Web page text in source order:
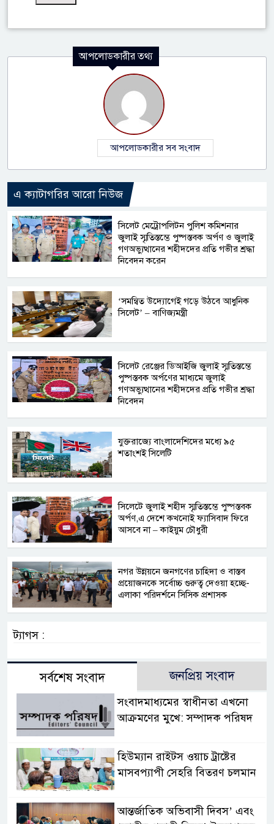
আপলোডকারীর তথ্য
আপলোডকারীর সব সংবাদ
এ ক্যাটাগরির আরো নিউজ
সিলেট মেট্রোপলিটন পুলিশ কমিশনার
জুলাই স্মৃতিস্তম্ভে পুষ্পস্তবক অর্পণ ও জুলাই
গণঅভ্যুত্থানের শহীদদের প্রতি গভীর শ্রদ্ধা
নিবেদন করেন
‘সমন্বিত উদ্যোগেই গড়ে উঠবে আধুনিক
সিলেট’ – বাণিজ্যমন্ত্রী
সিলেট রেঞ্জের ডিআইজি জুলাই স্মৃতিস্তম্ভে
পুষ্পস্তবক অর্পণের মাধ্যমে জুলাই
গণঅভ্যুত্থানের শহীদদের প্রতি গভীর শ্রদ্ধা
নিবেদন
যুক্তরাজ্যে বাংলাদেশিদের মধ্যে ৯৫
শতাংশই সিলেটি
সিলেটে জুলাই শহীদ স্মৃতিস্তম্ভে পুষ্পস্তবক
অর্পণ,এ দেশে কখনোই ফ্যাসিবাদ ফিরে
আসবে না – কাইয়ুম চৌধুরী
নগর উন্নয়নে জনগণের চাহিদা ও বাস্তব
প্রয়োজনকে সর্বোচ্চ গুরুত্ব দেওয়া হচ্ছে-
এলাকা পরিদর্শনে সিসিক প্রশাসক
ট্যাগস :
সর্বশেষ সংবাদ জনপ্রিয় সংবাদ
সংবাদমাধ্যমের স্বাধীনতা এখনো
আক্রমণের মুখে: সম্পাদক পরিষদ
হিউম্যান রাইটস ওয়াচ ট্রাষ্টের
মাসবপ্যাপী সেহরি বিতরণ চলমান
আন্তর্জাতিক অভিবাসী দিবস’ এবং